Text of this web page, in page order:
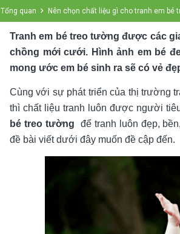
Tổng quan Nên chọn chất liệu gì cho tranh em bé
Tranh em bé treo tường được các
chồng mới cưới. Hình ảnh em bé
mong ước em bé sinh ra sẽ có vẻ
Cùng với sự phát triển của thị trường
thì chất liệu tranh luôn được người
bé treo tường để tranh luôn đẹp,
đề bài viết dưới đây muốn đề cập đến.